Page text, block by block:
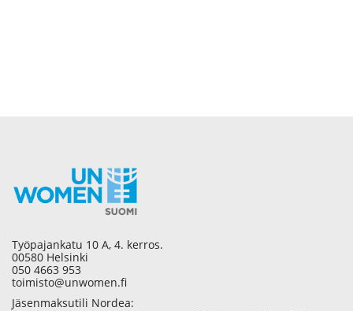
Työpajankatu 10 A, 4. kerros.
00580 Helsinki
050 4663 953
toimisto@unwomen.fi
Jäsenmaksutili Nordea: